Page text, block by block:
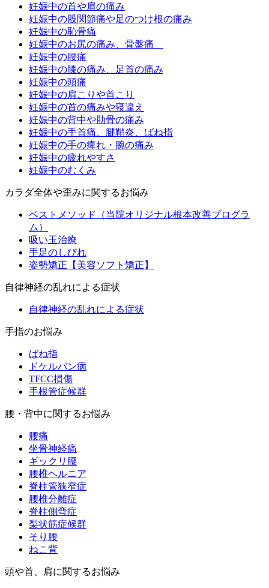
妊娠中の首や肩の痛み
妊娠中の股関節痛や足のつけ根の痛み
妊娠中の恥骨痛
妊娠中のお尻の痛み、骨盤痛
妊娠中の腰痛
妊娠中の膝の痛み、足首の痛み
妊娠中の頭痛
妊娠中の肩こりや首こり
妊娠中の首の痛みや寝違え
妊娠中の背中や肋骨の痛み
妊娠中の手首痛、腱鞘炎、ばね指
妊娠中の手の痺れ・腕の痛み
妊娠中の疲れやすさ
妊娠中のむくみ
カラダ全体や歪みに関するお悩み
ベストメソッド（当院オリジナル根本改善プログラ
ム）
吸い玉治療
手足のしびれ
姿勢矯正【美容ソフト矯正】
自律神経の乱れによる症状
自律神経の乱れによる症状
手指のお悩み
ばね指
ドケルバン病
TFCC損傷
手根管症候群
腰・背中に関するお悩み
腰痛
坐骨神経痛
ギックリ腰
腰椎ヘルニア
脊柱管狭窄症
腰椎分離症
脊柱側弯症
梨状筋症候群
そり腰
ねこ背
頭や首、肩に関するお悩み